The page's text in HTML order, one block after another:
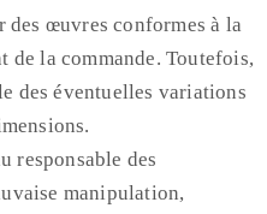
des œuvres conformes à la
de la commande. Toutefois,
des éventuelles variations
responsable des
manipulation,